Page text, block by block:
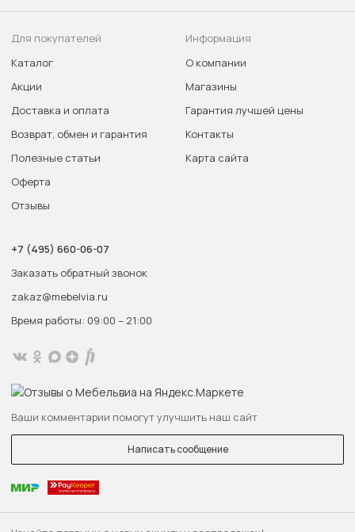
Для покупателей
Каталог
Акции
Доставка и оплата
Возврат, обмен и гарантия
Полезные статьи
Оферта
Отзывы
Информация
О компании
Магазины
Гарантия лучшей цены
Контакты
Карта сайта
+7 (495) 660-06-07
Заказать обратный звонок
zakaz@mebelvia.ru
Время работы: 09:00 – 21:00
Ваши комментарии помогут улучшить наш сайт
Написать сообщение